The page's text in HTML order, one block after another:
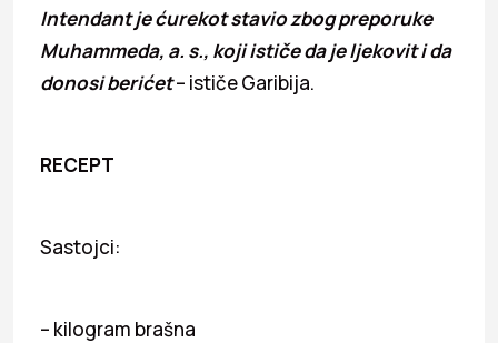
Intendant je ćurekot stavio zbog preporuke
Muhammeda, a. s., koji ističe da je ljekovit i da
donosi berićet– ističe Garibija.
RECEPT
Sastojci:
– kilogram brašna